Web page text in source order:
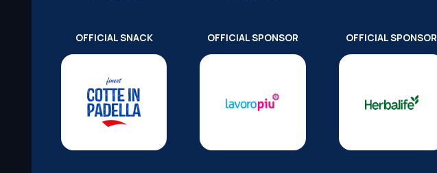
OFFICIAL SNACK OFFICIAL SPONSOR OFFICIAL SPONSOR